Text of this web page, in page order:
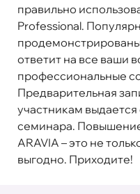
правильно
Professional.
ответит на все ваши
профессиональные
Предварительная
участникам
семинара.
ARAVIA – это не
выгодно. Приходите!